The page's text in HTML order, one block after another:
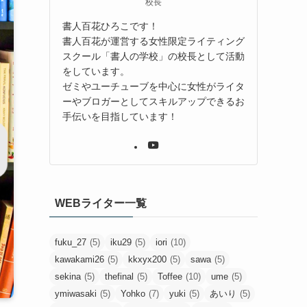
書人百花ひろこです！
書人百花が運営する女性限定ライティング
スクール「書人の学校」の校長として活動
をしています。
ゼミやユーチューブを中心に女性がライタ
ーやブロガーとしてスキルアップできるお
手伝いを目指しています！
WEBライター一覧
fuku_27 (5) iku29 (5) iori (10)
kawakami26 (5) kkxyx200 (5) sawa (5)
sekina (5) thefinal (5) Toffee (10) ume (5)
ymiwasaki (5) Yohko (7) yuki (5) あいり (5)